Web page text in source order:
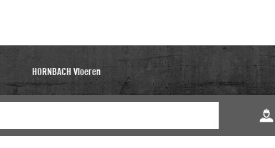
HORNBACH Vloeren